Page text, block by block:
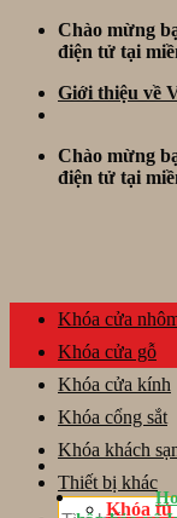
Skip
Chào mừng
điện tử tại
Giới thiệu về
Chào mừng
điện tử tại
Tìm
Khóa cửa
Khóa cửa gỗ
Khóa cửa kính
Khóa cổng sắt
Khóa khách
Thiết bị khác
Khóa tủ